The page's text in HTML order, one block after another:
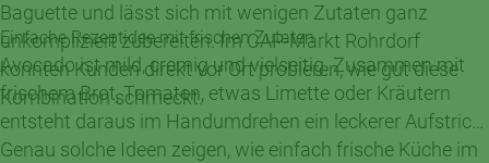
Baguette und lässt sich mit wenigen Zutaten ganz
unkompliziert zubereiten. Im CAP-Markt Rohrdorf
konnten Kunden direkt vor Ort probieren, wie gut diese
Kombination schmeckt.
Einfache Rezeptidee mit frischen Zutaten
Avocado ist mild, cremig und vielseitig. Zusammen mit
frischem Brot, Tomaten, etwas Limette oder Kräutern
entsteht daraus im Handumdrehen ein leckerer Aufstrich.
Genau solche Ideen zeigen, wie einfach frische Küche im